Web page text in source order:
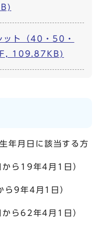
ット（40・50・
109.87KB)
年月日に該当する方
ら19年4月1日）
ら9年4月1日）
ら62年4月1日）